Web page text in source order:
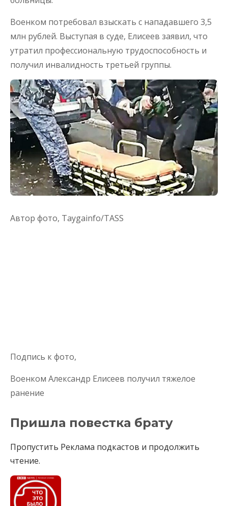
Военком потребовал взыскать с нападавшего 3,5
млн рублей. Выступая в суде, Елисеев заявил, что
утратил профессиональную трудоспособность и
получил инвалидность третьей группы.
Автор фото, Taygainfo/TASS
Подпись к фото,
Военком Александр Елисеев получил тяжелое
ранение
Пришла повестка брату
Пропустить Реклама подкастов и продолжить
чтение.